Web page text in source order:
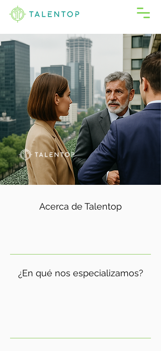
Acerca de Talentop
¿En qué nos especializamos?